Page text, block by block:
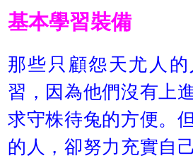
基本學習裝備
那些只顧怨天尤人
習，因為他們沒有上
求守株待兔的方便。
的人，卻努力充實自